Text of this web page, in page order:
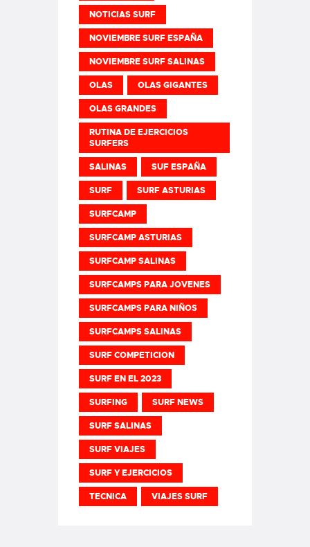
NOTICIAS SURF
NOVIEMBRE SURF ESPAÑA
NOVIEMBRE SURF SALINAS
OLAS OLAS GIGANTES
OLAS GRANDES
RUTINA DE EJERCICIOS
SURFERS
SALINAS SUF ESPAÑA
SURF SURF ASTURIAS
SURFCAMP
SURFCAMP ASTURIAS
SURFCAMP SALINAS
SURFCAMPS PARA JOVENES
SURFCAMPS PARA NIÑOS
SURFCAMPS SALINAS
SURF COMPETICION
SURF EN EL 2023
SURFING SURF NEWS
SURF SALINAS
SURF VIAJES
SURF Y EJERCICIOS
TECNICA VIAJES SURF